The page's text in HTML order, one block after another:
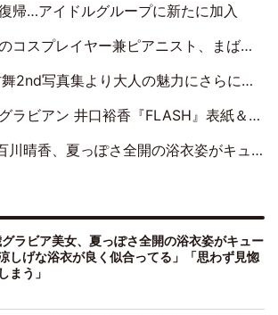
帰…アイドルグループに新たに加入
レイヤー兼ピアニスト、まばゆいばかりのグラビアショット
集より大人の魅力にさらに磨きがかかった新先行カット到着
ビアン 井口裕香『FLASH』表紙＆巻頭を飾る
全開の浴衣姿がキュート「とても似合ってる」「爽やかで良い」「袖をギュッとしてるのが最高」
ラビア美女、夏っぽさ全開の浴衣姿がキュー
しげな浴衣が良く似合ってる」「思わず見惚
まう」